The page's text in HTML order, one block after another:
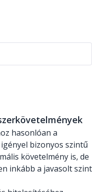
hasonlóan a
bizonyos szintű
követelmény is, de
inkább a javasolt szint